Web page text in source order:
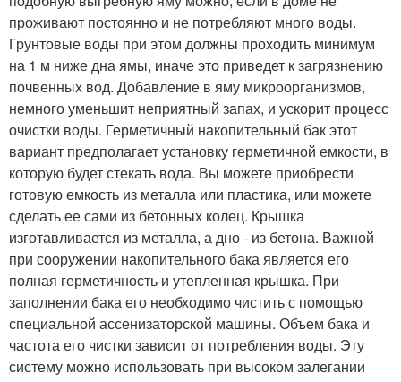
проживают постоянно и не потребляют много воды.
Грунтовые воды при этом должны проходить минимум
на 1 м ниже дна ямы, иначе это приведет к загрязнению
почвенных вод. Добавление в яму микроорганизмов,
немного уменьшит неприятный запах, и ускорит процесс
очистки воды. Герметичный накопительный бак этот
вариант предполагает установку герметичной емкости, в
которую будет стекать вода. Вы можете приобрести
готовую емкость из металла или пластика, или можете
сделать ее сами из бетонных колец. Крышка
изготавливается из металла, а дно - из бетона. Важной
при сооружении накопительного бака является его
полная герметичность и утепленная крышка. При
заполнении бака его необходимо чистить с помощью
специальной ассенизаторской машины. Объем бака и
частота его чистки зависит от потребления воды. Эту
систему можно использовать при высоком залегании